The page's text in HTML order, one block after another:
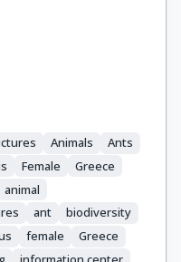
Animals
Ants
Female
Greece
animal
ant
biodiversity
female
Greece